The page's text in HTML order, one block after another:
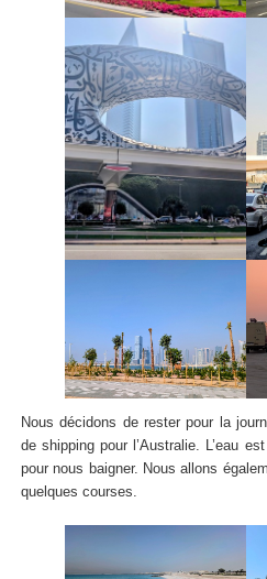
Nous décidons de rester pour la
de shipping pour l’Australie. L’eau
pour nous baigner. Nous allons
quelques courses.